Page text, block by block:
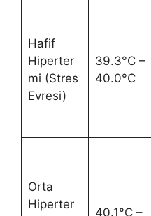
Hafif
Hiperter
mi (Stres
Evresi)
39.3°C –
40.0°C
Orta
Hiperter
40.1°C –